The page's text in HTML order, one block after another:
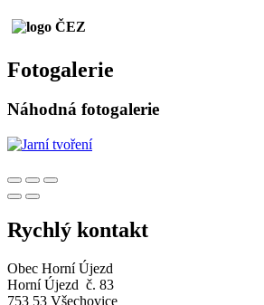
Fotogalerie
Náhodná fotogalerie
Rychlý kontakt
Obec Horní Újezd
Horní Újezd č. 83
753 53 Všechovice